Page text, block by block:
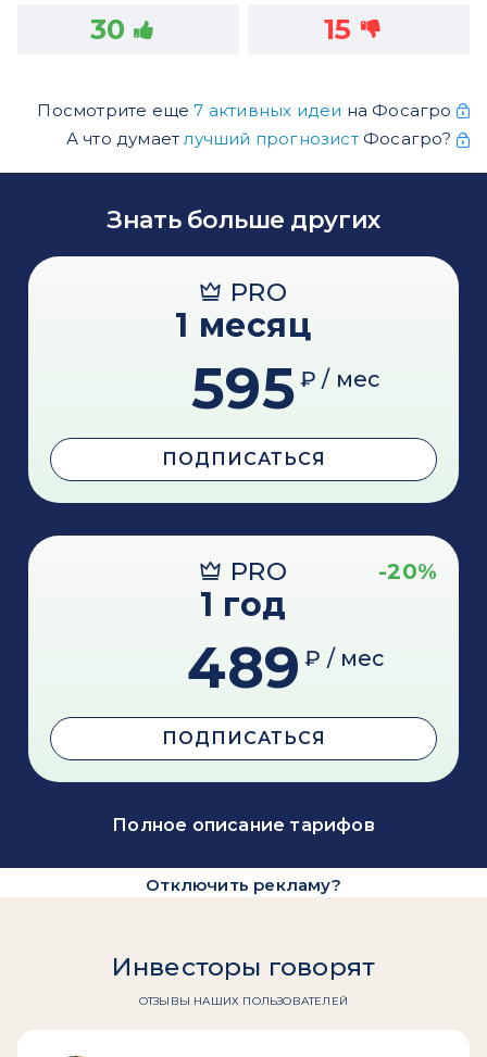
30 15
Посмотрите еще7 активных идеи на Фосагро
А что думаетлучший прогнозистФосагро?
Знать больше других
PRO
1 месяц
595 ₽ / мес
ПОДПИСАТЬСЯ
PRO -20%
1 год
489 ₽ / мес
ПОДПИСАТЬСЯ
Полное описание тарифов
Отключить рекламу?
Инвесторы говорят
ОТЗЫВЫ НАШИХ ПОЛЬЗОВАТЕЛЕЙ